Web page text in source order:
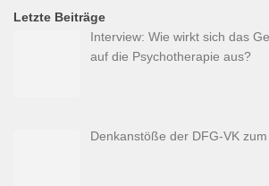
Letzte Beiträge
Interview: Wie wirkt sich das
auf die Psychotherapie aus?
Denkanstöße der DFG-VK